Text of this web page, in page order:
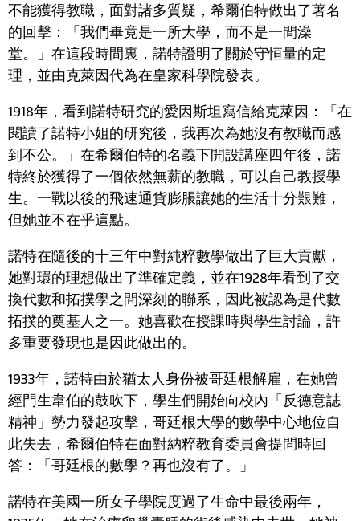
不能獲得教職，面對諸多質疑，希爾伯特做出了著名
的回擊：「我們畢竟是一所大學，而不是一間澡
堂。」在這段時間裏，諾特證明了關於守恒量的定
理，並由克萊因代為在皇家科學院發表。
1918年，看到諾特研究的愛因斯坦寫信給克萊因：「在
閱讀了諾特小姐的研究後，我再次為她沒有教職而感
到不公。」在希爾伯特的名義下開設講座四年後，諾
特終於獲得了一個依然無薪的教職，可以自己教授學
生。一戰以後的飛速通貨膨脹讓她的生活十分艱難，
但她並不在乎這點。
諾特在隨後的十三年中對純粹數學做出了巨大貢獻，
她對環的理想做出了準確定義，並在1928年看到了交
換代數和拓撲學之間深刻的聯系，因此被認為是代數
拓撲的奠基人之一。她喜歡在授課時與學生討論，許
多重要發現也是因此做出的。
1933年，諾特由於猶太人身份被哥廷根解雇，在她曾
經門生韋伯的鼓吹下，學生們開始向校內「反德意誌
精神」勢力發起攻擊，哥廷根大學的數學中心地位自
此失去，希爾伯特在面對納粹教育委員會提問時回
答：「哥廷根的數學？再也沒有了。」
諾特在美國一所女子學院度過了生命中最後兩年，